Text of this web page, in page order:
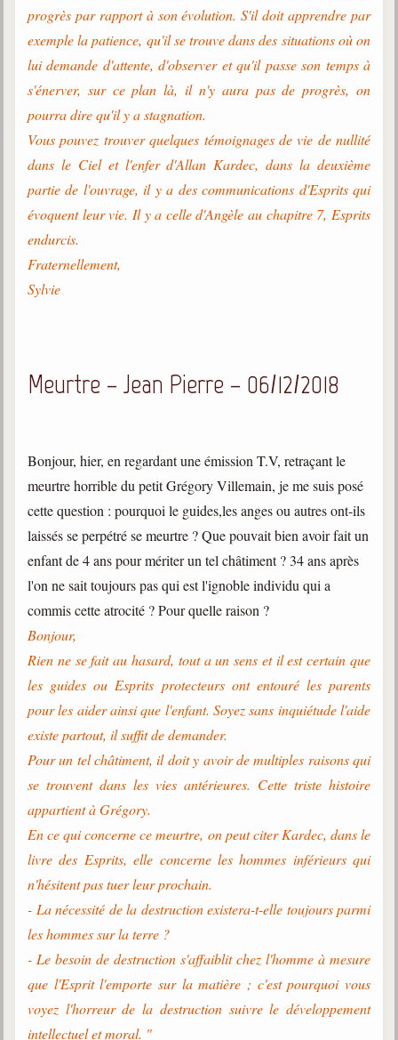
Filmothèque
Les Illustrés
Vidéos courtes de Divaldo
Liens spirites
France
Belgique, Lux. et Canada
Fédérations spirites
progrès par rapport à son évolution. S'il doit apprendre par
exemple la patience, qu'il se trouve dans des situations où on
lui demande d'attente, d'observer et qu'il passe son temps à
s'énerver, sur ce plan là, il n'y aura pas de progrès, on
pourra dire qu'il y a stagnation.
Vous pouvez trouver quelques témoignages de vie de nullité
dans le Ciel et l'enfer d'Allan Kardec, dans la deuxième
partie de l'ouvrage, il y a des communications d'Esprits qui
évoquent leur vie. Il y a celle d'Angèle au chapitre 7, Esprits
endurcis.
Fraternellement,
Sylvie
Meurtre – Jean Pierre – 06/12/2018
Bonjour, hier, en regardant une émission T.V, retraçant le
meurtre horrible du petit Grégory Villemain, je me suis posé
cette question : pourquoi le guides,les anges ou autres ont-ils
laissés se perpétré se meurtre ? Que pouvait bien avoir fait un
enfant de 4 ans pour mériter un tel châtiment ? 34 ans après
l'on ne sait toujours pas qui est l'ignoble individu qui a
commis cette atrocité ? Pour quelle raison ?
Bonjour,
Rien ne se fait au hasard, tout a un sens et il est certain que
les guides ou Esprits protecteurs ont entouré les parents
pour les aider ainsi que l'enfant. Soyez sans inquiétude l'aide
existe partout, il suffit de demander.
Pour un tel châtiment, il doit y avoir de multiples raisons qui
se trouvent dans les vies antérieures. Cette triste histoire
appartient à Grégory.
En ce qui concerne ce meurtre, on peut citer Kardec, dans le
livre des Esprits, elle concerne les hommes inférieurs qui
n'hésitent pas tuer leur prochain.
- La nécessité de la destruction existera-t-elle toujours parmi
les hommes sur la terre ?
- Le besoin de destruction s'affaiblit chez l'homme à mesure
que l'Esprit l'emporte sur la matière ; c'est pourquoi vous
voyez l'horreur de la destruction suivre le développement
intellectuel et moral. "